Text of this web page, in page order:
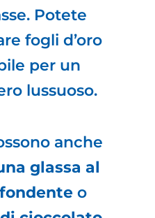
Potete
fogli d’oro
per un
lussuoso.
anche
glassa al
o